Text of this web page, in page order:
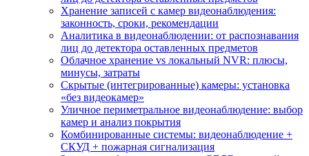
Хранение записей с камер видеонаблюдения:
законность, сроки, рекомендации
Аналитика в видеонаблюдении: от распознавания
лиц до детектора оставленных предметов
Облачное хранение vs локальный NVR: плюсы,
минусы, затраты
Скрытые (интегрированные) камеры: установка
«без видеокамер»
Уличное периметральное видеонаблюдение: выбор
камер и анализ покрытия
Комбинированные системы: видеонаблюдение +
СКУД + пожарная сигнализация